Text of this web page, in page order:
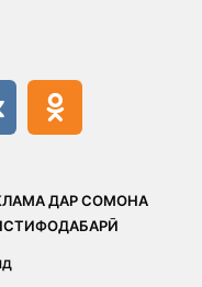
ДАР СОМОНА